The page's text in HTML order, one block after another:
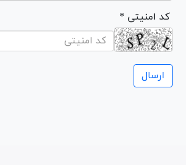
* کد امنیتی